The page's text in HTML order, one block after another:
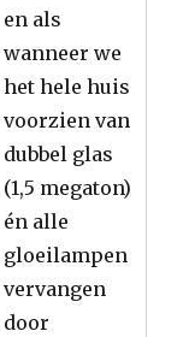
en als
wanneer we
het hele huis
voorzien van
dubbel glas
(1,5 megaton)
én alle
gloeilampen
vervangen
door